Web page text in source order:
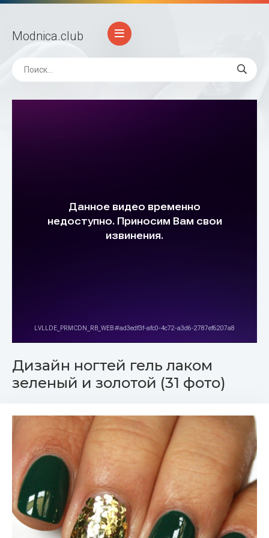
Modnica.club
Дизайн ногтей гель лаком
зеленый и золотой (31 фото)